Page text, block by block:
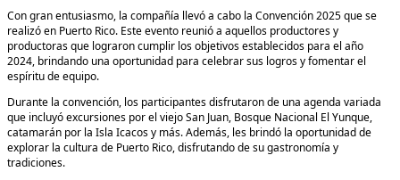
Con gran entusiasmo, la compañía llevó a cabo la Convención 2025 que se
realizó en Puerto Rico. Este evento reunió a aquellos productores y
productoras que lograron cumplir los objetivos establecidos para el año
2024, brindando una oportunidad para celebrar sus logros y fomentar el
espíritu de equipo.
Durante la convención, los participantes disfrutaron de una agenda variada
que incluyó excursiones por el viejo San Juan, Bosque Nacional El Yunque,
catamarán por la Isla Icacos y más. Además, les brindó la oportunidad de
explorar la cultura de Puerto Rico, disfrutando de su gastronomía y
tradiciones.